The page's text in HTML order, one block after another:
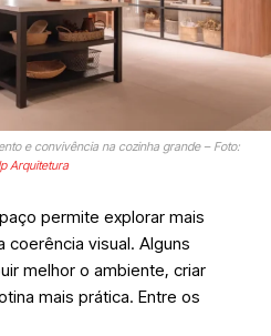
e convivência na cozinha grande – Foto:
Arquitetura
permite explorar mais
visual. Alguns
melhor o ambiente, criar
mais prática. Entre os